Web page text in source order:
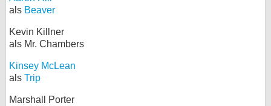
als Beaver
Kevin Killner
als Mr. Chambers
Kinsey McLean
als Trip
Marshall Porter